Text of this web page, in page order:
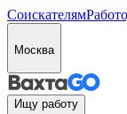
Соискателям
Москва
Ищу работу